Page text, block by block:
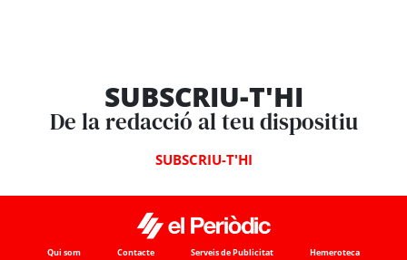
SUBSCRIU-T'HI
De la redacció al teu dispositiu
SUBSCRIU-T'HI
Qui som Contacte Serveis de Publicitat Hemeroteca